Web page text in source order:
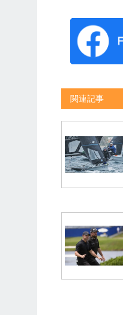
関連記事